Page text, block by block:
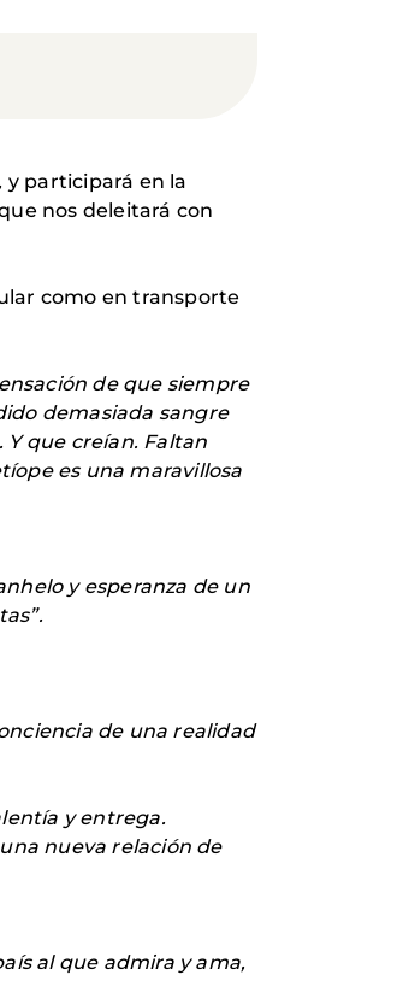
y participará en la
nos deleitará con
como en transporte
de que siempre
demasiada sangre
que creían. Faltan
es una maravillosa
y esperanza de un
de una realidad
y entrega.
nueva relación de
al que admira y ama,